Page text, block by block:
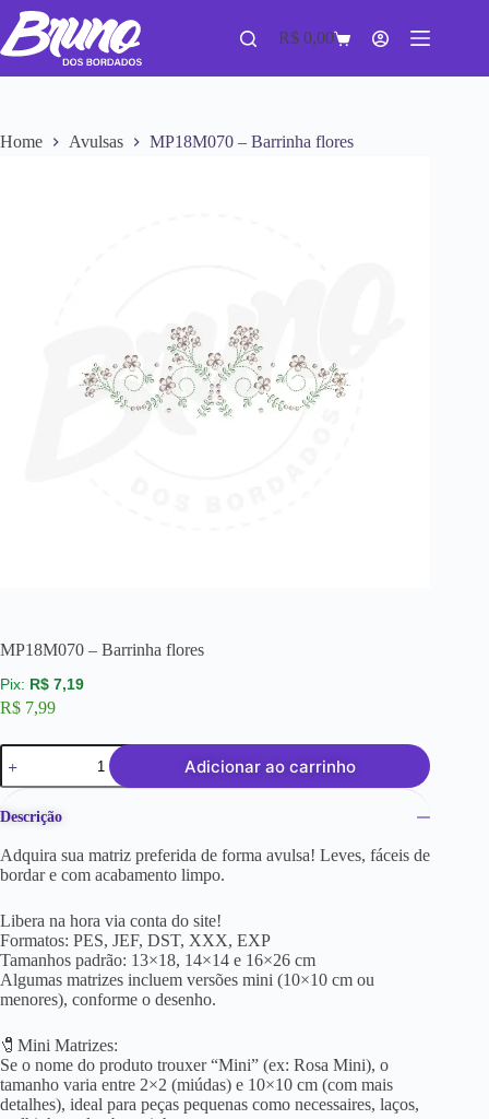
R$ 0,00
Home Avulsas MP18M070 – Barrinha flores
MP18M070 – Barrinha flores
R$ 7,19
R$ 7,99
Adicionar ao carrinho
Descrição
Adquira sua matriz preferida de forma avulsa! Leves, fáceis de
bordar e com acabamento limpo.
Libera na hora via conta do site!
Formatos: PES, JEF, DST, XXX, EXP
Tamanhos padrão: 13×18, 14×14 e 16×26 cm
Algumas matrizes incluem versões mini (10×10 cm ou
menores), conforme o desenho.
🧷Mini Matrizes:
Se o nome do produto trouxer “Mini” (ex: Rosa Mini), o
tamanho varia entre 2×2 (miúdas) e 10×10 cm (com mais
detalhes), ideal para peças pequenas como necessaires, laços,